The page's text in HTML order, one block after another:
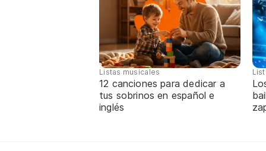
Listas musicales
12 canciones para dedicar a
tus sobrinos en español e
inglés